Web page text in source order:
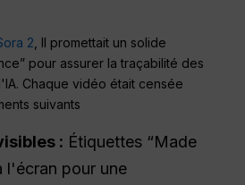
2 , Il promettait un solide
pour assurer la traçabilité des
Chaque vidéo était censée
suivants
: Étiquettes “Made
l'écran pour une